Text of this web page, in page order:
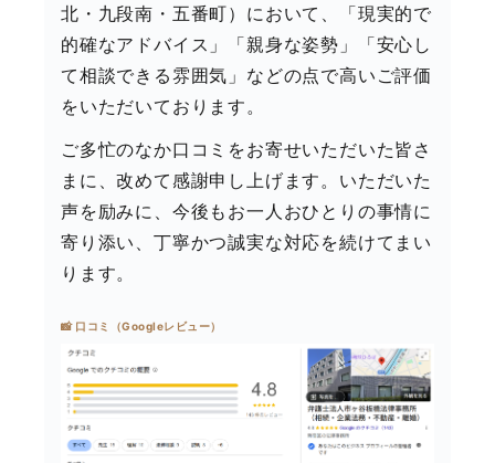
北・九段南・五番町）において、「現実的で
的確なアドバイス」「親身な姿勢」「安心し
て相談できる雰囲気」などの点で高いご評価
をいただいております。
ご多忙のなか口コミをお寄せいただいた皆さ
まに、改めて感謝申し上げます。いただいた
声を励みに、今後もお一人おひとりの事情に
寄り添い、丁寧かつ誠実な対応を続けてまい
ります。
📸 口コミ（Googleレビュー）